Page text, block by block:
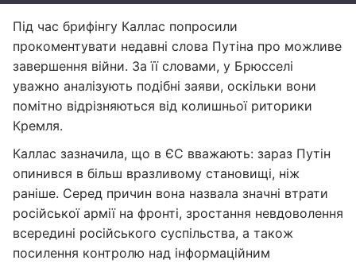
Під час брифінгу Каллас попросили
прокоментувати недавні слова Путіна про можливе
завершення війни. За її словами, у Брюсселі
уважно аналізують подібні заяви, оскільки вони
помітно відрізняються від колишньої риторики
Кремля.
Каллас зазначила, що в ЄС вважають: зараз Путін
опинився в більш вразливому становищі, ніж
раніше. Серед причин вона назвала значні втрати
російської армії на фронті, зростання невдоволення
всередині російського суспільства, а також
посилення контролю над інформаційним